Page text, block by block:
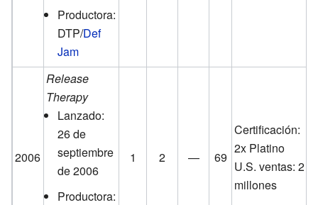
Productora:
DTP/Def
Jam
2006
Release
Therapy
Lanzado:
26 de
septiembre
de 2006
Productora:
1 2 — 69
Certificación:
2x Platino
U.S. ventas: 2
millones